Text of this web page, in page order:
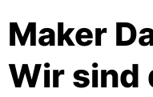
Maker
Wir sind